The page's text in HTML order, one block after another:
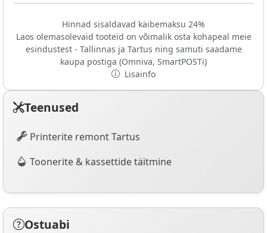
Hinnad sisaldavad käibemaksu 24%
Laos olemasolevaid tooteid on võimalik osta kohapeal meie
esindustest - Tallinnas ja Tartus ning samuti saadame
kaupa postiga (Omniva, SmartPOSTi)
Lisainfo
Teenused
Printerite remont Tartus
Toonerite & kassettide täitmine
Ostuabi